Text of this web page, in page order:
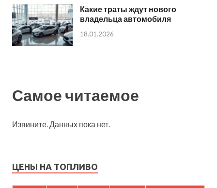
Какие траты ждут нового
владельца автомобиля
18.01.2026
Самое читаемое
Извините. Данных пока нет.
ЦЕНЫ НА ТОПЛИВО